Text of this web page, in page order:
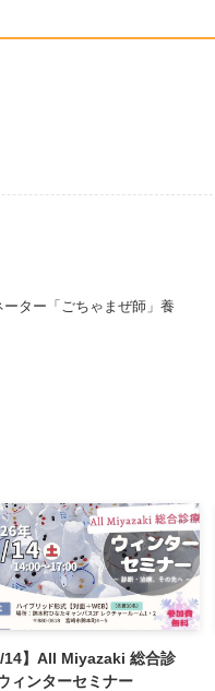
ター「ごちゃまぜ師」養
14】All Miyazaki 総合診
ィンターセミナー